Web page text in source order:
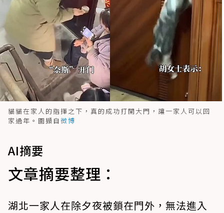
貓貓在家人的指揮之下，真的成功打開大門，讓一家人可以回
家過年。圖擷自 微博
AI摘要
文章摘要整理：
湖北一家人在除夕夜被鎖在門外，無法進入